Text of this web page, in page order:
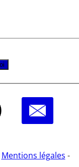
Mentions légales -